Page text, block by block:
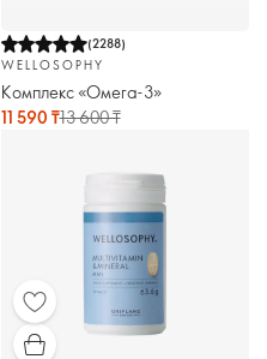
(2288)
WELLOSOPHY
Комплекс «Омега-3»
11 590 ₸13 600 ₸